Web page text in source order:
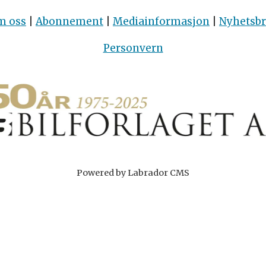
oss |Abonnement Mediainformasjon
Personvern
Powered by Labrador CMS